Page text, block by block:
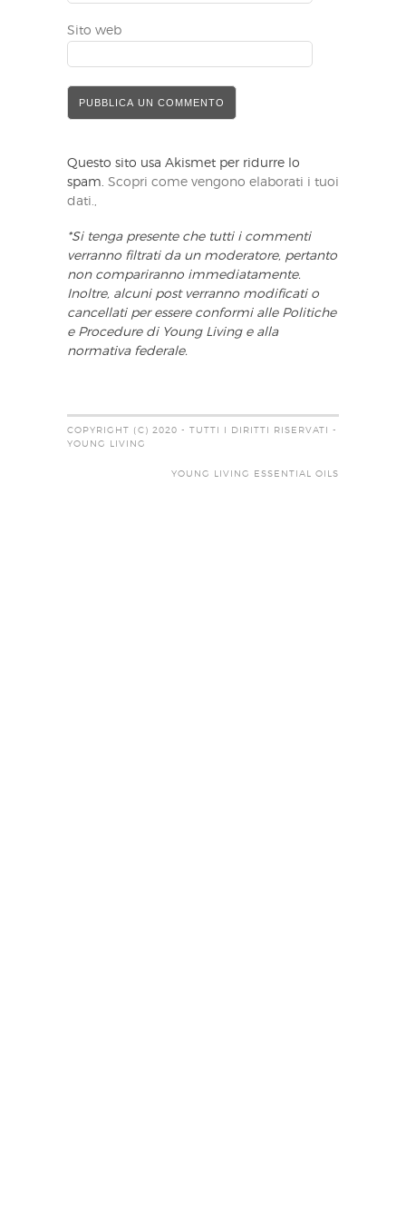
Sito web
Questo sito usa Akismet per ridurre lo
spam. Scopri come vengono elaborati i tuoi
dati.,
*Si tenga presente che tutti i commenti
verranno filtrati da un moderatore, pertanto
non compariranno immediatamente.
Inoltre, alcuni post verranno modificati o
cancellati per essere conformi alle Politiche
e Procedure di Young Living e alla
normativa federale.
COPYRIGHT (C) 2020 - TUTTI I DIRITTI RISERVATI -
YOUNG LIVING
YOUNG LIVING ESSENTIAL OILS